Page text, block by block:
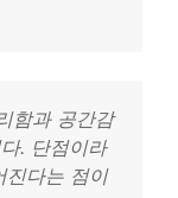
함과 공간감
. 단점이라
진다는 점이